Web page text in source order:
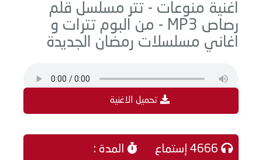
اغنية منوعات - تتر مسلسل قلم
رصاص MP3 - من البوم تترات و
اغاني مسلسلات رمضان الجديدة
تحميل الاغنية
المدة :